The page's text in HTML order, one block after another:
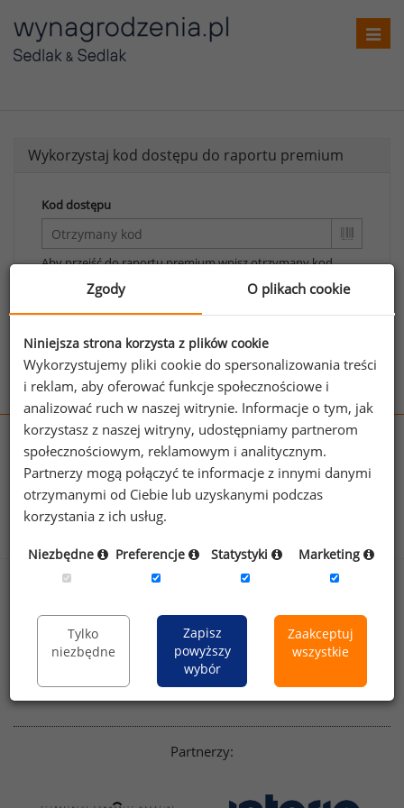
Wykorzystaj kod dostępu do raportu premium
Kod dostępu
Aby przejść do raportu premium wpisz otrzymany kod.
Wykorzystaj kod
Aby otrzymać darmowy kod dostępu weź udział
wOgólnopolskim Badaniu Wynagrodzeń.
wynagrodzenia.pl
sedlak.pl
kfw.sedlak.pl
rynekpracy.pl
raportyplacowe.pl
badaniaHR.pl
Dla mediów
Polityka
prywatności
Regulamin
English version
Linkedin
Partnerzy:
Zgody O plikach cookie
Niniejsza strona korzysta z plików cookie
Wykorzystujemy pliki cookie do spersonalizowania treści
i reklam, aby oferować funkcje społecznościowe i
analizować ruch w naszej witrynie. Informacje o tym, jak
korzystasz z naszej witryny, udostępniamy partnerom
społecznościowym, reklamowym i analitycznym.
Partnerzy mogą połączyć te informacje z innymi danymi
otrzymanymi od Ciebie lub uzyskanymi podczas
korzystania z ich usług.
Niezbędne Preferencje Statystyki Marketing
Tylko
niezbędne
Zapisz
powyższy
wybór
Zaakceptuj
wszystkie